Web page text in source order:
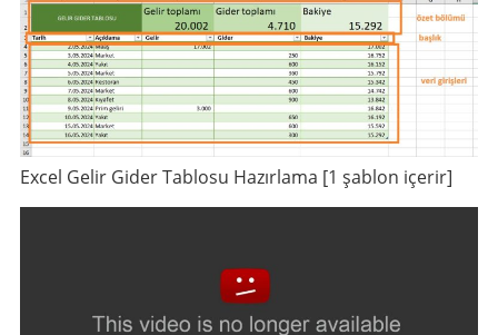
Excel Gelir Gider Tablosu Hazırlama [1 şablon içerir]